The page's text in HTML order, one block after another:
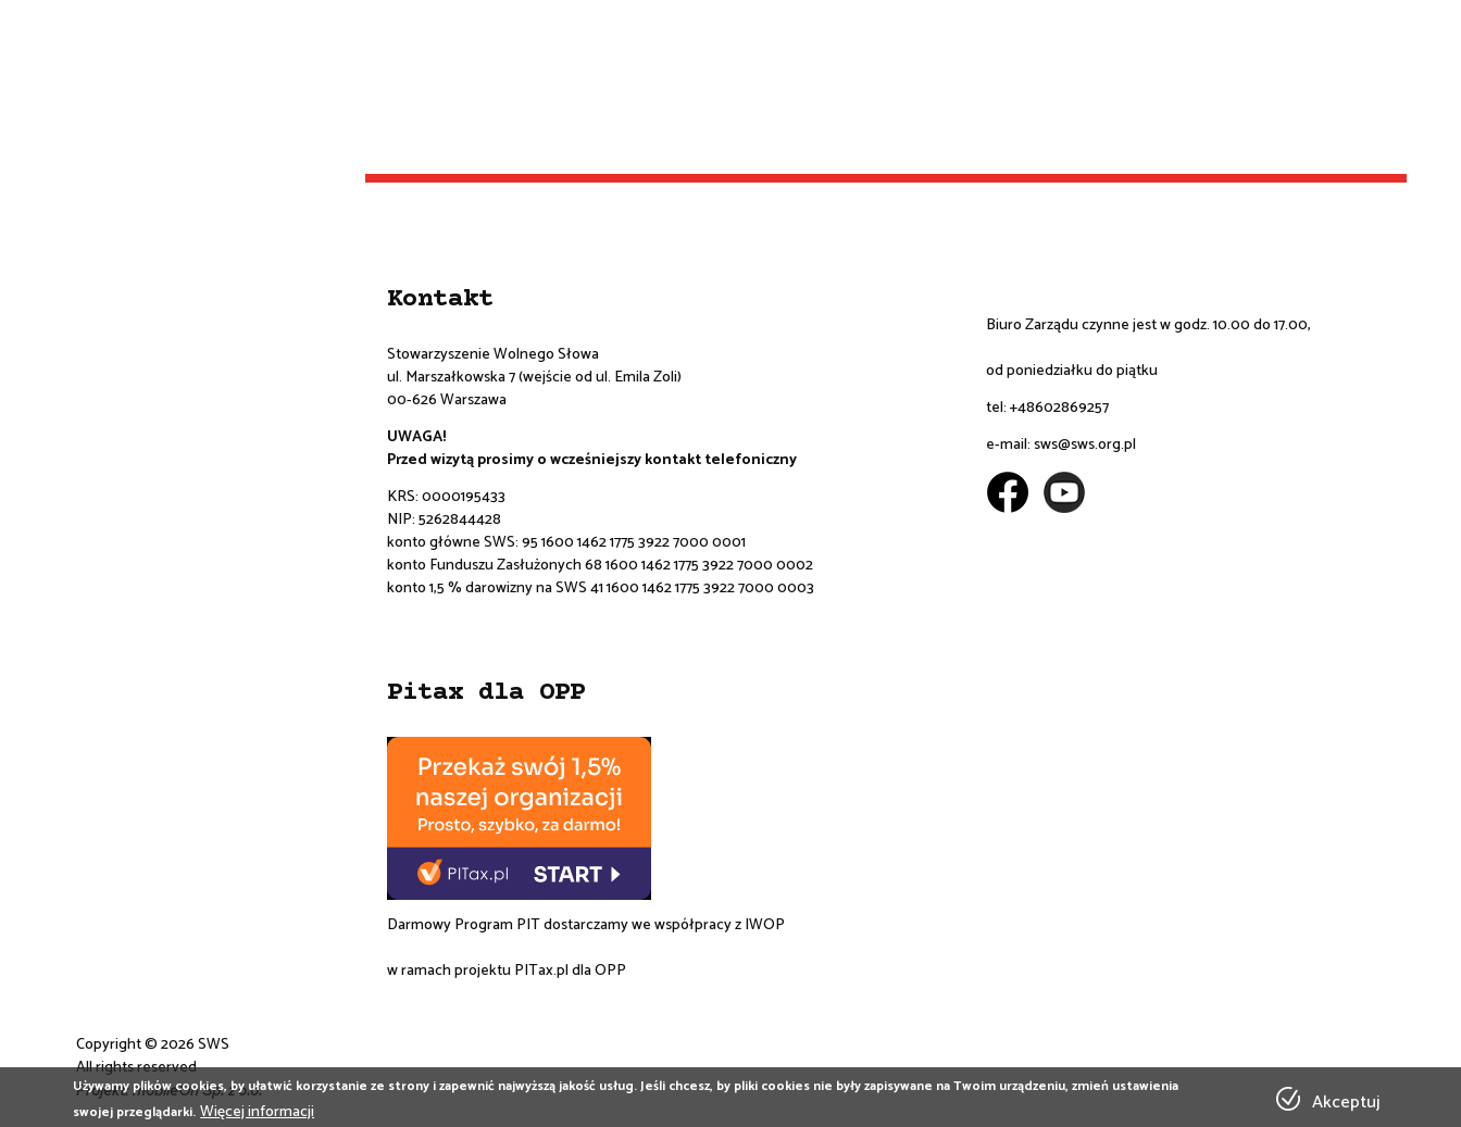
Copyright © 2026 SWS
All rights reserved
Projekt:mobileOn Sp. z o.o.
Kontakt
Stowarzyszenie Wolnego Słowa
ul. Marszałkowska 7 (wejście od ul. Emila Zoli)
00-626 Warszawa
UWAGA!
Przed wizytą prosimy o wcześniejszy kontakt telefoniczny
KRS: 0000195433
NIP: 5262844428
konto główne SWS:95 1600 1462 1775 3922 7000 0001
konto Funduszu Zasłużonych 68 1600 1462 1775 3922 7000 0002
konto 1,5 % darowizny na SWS 41 1600 1462 1775 3922 7000 0003
Biuro Zarządu czynne jest w godz. 10.00 do 17.00,
od poniedziałku do piątku
tel: +48602869257
e-mail:sws@sws.org.pl
Pitax dla OPP
Darmowy Program PIT dostarczamy we współpracy zIWOP
w ramach projektu PITax.pldla OPP
Używamy plików cookies, by ułatwić korzystanie ze strony i zapewnić najwyższą jakość usług. Jeśli chcesz, by pliki cookies nie były zapisywane na Twoim urządzeniu, zmień ustawienia
swojej przeglądarki. Więcej informacji Akceptuj